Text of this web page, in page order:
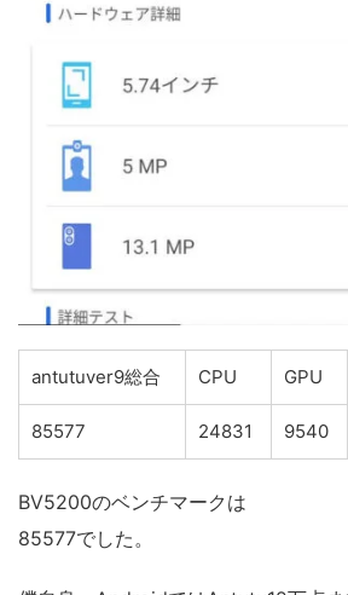
antutuver9総合 CPU GPU
85577 24831 9540
BV5200のベンチマークは
85577でした。